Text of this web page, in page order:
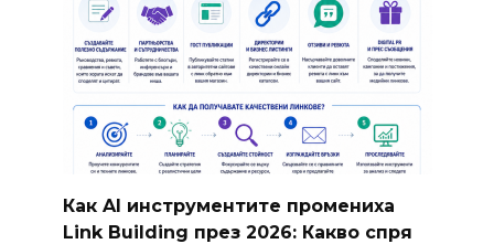
Как AI инструментите промениха
Link Building през 2026: Какво спря